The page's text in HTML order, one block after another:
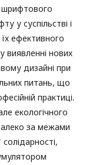
шрифтового
у суспільстві і
ефективного
виявленні нових
дизайні при
питань, що
практиці.
екологічного
за межами